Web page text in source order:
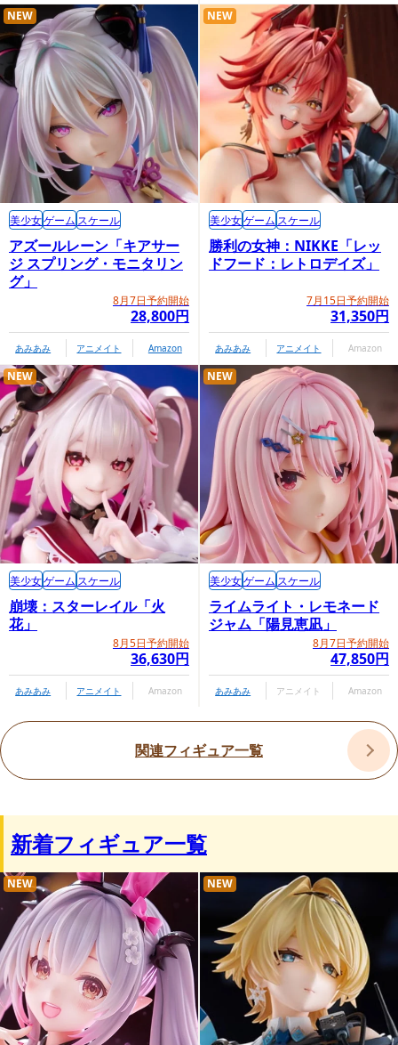
アズールレーン「キアサー
ジ スプリング・モニタリン
グ」
8月7日予約開始
28,800円
NEW
美少女ゲーム スケール
あみあみ アニメイト Amazon
勝利の女神：NIKKE「レッ
ドフード：レトロデイズ」
7月15日予約開始
31,350円
NEW
美少女ゲーム スケール
あみあみ アニメイト Amazon
崩壊：スターレイル「火
花」
8月5日予約開始
36,630円
NEW
美少女ゲーム スケール
あみあみ アニメイト Amazon
ライムライト・レモネード
ジャム「陽見恵凪」
8月7日予約開始
47,850円
NEW
美少女ゲーム スケール
あみあみ アニメイト Amazon
関連フィギュア一覧
新着フィギュア一覧
NEW NEW